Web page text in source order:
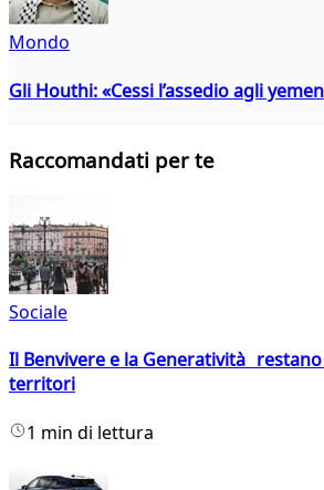
Mondo
Gli Houthi: «Cessi l’assedio agli
Raccomandati per te
Sociale
Il Benvivere e la Generatività
territori
1 min di lettura